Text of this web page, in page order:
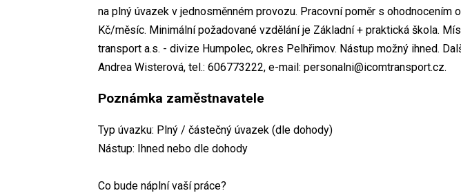
na plný úvazek v jednosměnném provozu. Pracovní poměr s ohodnocením
Kč/měsíc. Minimální požadované vzdělání je Základní + praktická škola.
transport a.s. - divize Humpolec, okres Pelhřimov. Nástup možný ihned.
Andrea Wisterová, tel.: 606773222, e-mail: personalni@icomtransport.cz.
Poznámka zaměstnavatele
Typ úvazku: Plný / částečný úvazek (dle dohody)
Nástup: Ihned nebo dle dohody
Co bude náplní vaší práce?